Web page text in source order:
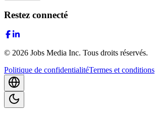
Restez connecté
© 2026 Jobs Media Inc. Tous droits réservés.
Politique de confidentialitéTermes et conditions